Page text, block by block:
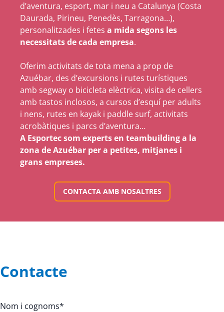
d’aventura, esport, mar i neu a Catalunya (Costa
Daurada, Pirineu, Penedès, Tarragona…),
personalitzades i fetes a mida segons les
necessitats de cada empresa.
Oferim activitats de tota mena a prop de
Azuébar, des d’excursions i rutes turístiques
amb segway o bicicleta elèctrica, visita de cellers
amb tastos inclosos, a cursos d’esquí per adults
i nens, rutes en kayak i paddle surf, activitats
acrobàtiques i parcs d’aventura…
A Esportec som experts en teambuilding a la
zona de Azuébar per a petites, mitjanes i
grans empreses.
CONTACTA AMB NOSALTRES
Contacte
Nom i cognoms*